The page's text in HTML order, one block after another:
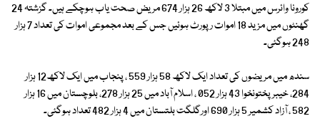
کورونا وائرس میں مبتلا 3 لاکھ 26 ہزار 674 مریض صحت یاب ہوچکے ہیں۔ گزشتہ 24
گھنٹوں میں مزید 18 اموات رپورٹ ہوئیں جس کے بعد مجموعی اموات کی تعداد 7 ہزار
248 ہوگئی۔
سندھ میں مریضوں کی تعداد ایک لاکھ 58 ہزار 559 ، پنجاب میں ایک لاکھ12 ہزار
284، خیبرپختونخوا 43 ہزار 052 ، اسلام آباد میں 25 ہزار 278، بلوچستان میں 16 ہزار
582 ، آزاد کشمیر 5 ہزار 690 اورگلگت بلتستان میں 4 ہزار 482 تعداد ہوگئی۔